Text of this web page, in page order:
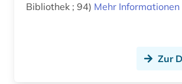
böhmen (1)
Bibliothek ; 94) Mehr Informationen
Zur